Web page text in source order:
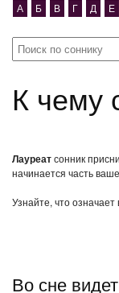
А Б В Г Д Е
К
Лауреатсонник
начинается часть
Узнайте, что
Во сне